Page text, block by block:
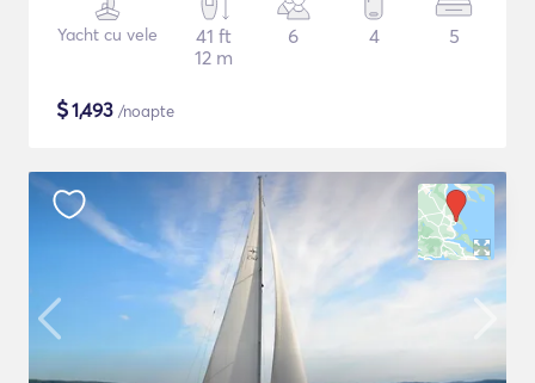
Yacht cu vele
41 ft
12 m
6 4 5
$1,493 /noapte